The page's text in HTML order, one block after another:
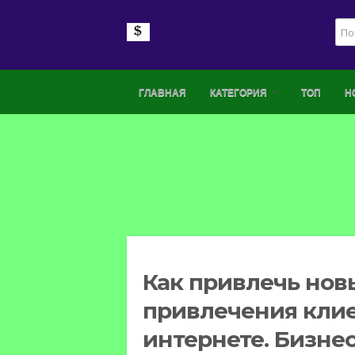
ГЛАВНАЯ КАТЕГОРИЯ ТОП
Как привлечь
привлечения
интернете.